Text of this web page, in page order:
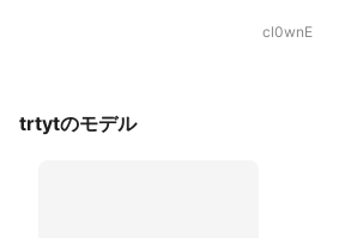
cl0wnE
trtytのモデル